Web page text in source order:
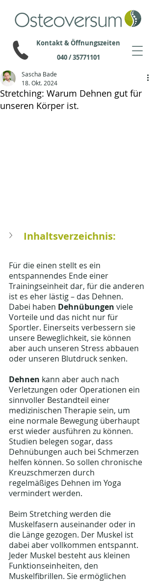
040 / 35771101
Kontakt & Öffnungszeiten
Stretching: Warum Dehnen gut für
unseren Körper ist.
Sascha Bade
18. Okt. 2024
Inhaltsverzeichnis:
Für die einen stellt es ein
entspannendes Ende einer
Trainingseinheit dar, für die anderen
ist es eher lästig – das Dehnen.
Dabei haben Dehnübungen viele
Vorteile und das nicht nur für
Sportler. Einerseits verbessern sie
unsere Beweglichkeit, sie können
aber auch unseren Stress abbauen
oder unseren Blutdruck senken.
Dehnen kann aber auch nach
Verletzungen oder Operationen ein
sinnvoller Bestandteil einer
medizinischen Therapie sein, um
eine normale Bewegung überhaupt
erst wieder ausführen zu können.
Studien belegen sogar, dass
Dehnübungen auch bei Schmerzen
helfen können. So sollen chronische
Kreuzschmerzen durch
regelmäßiges Dehnen im Yoga
vermindert werden.
Beim Stretching werden die
Muskelfasern auseinander oder in
die Länge gezogen. Der Muskel ist
dabei aber vollkommen entspannt.
Jeder Muskel besteht aus kleinen
Funktionseinheiten, den
Muskelfibrillen. Sie ermöglichen